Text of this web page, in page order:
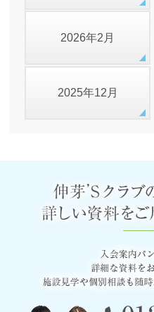
2026年2月
2025年12月